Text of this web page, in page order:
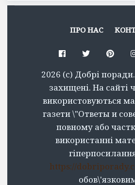
ПРО НАС
Twitter
2026 (c) Добрі
захищені. На сайті
використовуються
газети \"Ответы и
повному або
використанні
https://